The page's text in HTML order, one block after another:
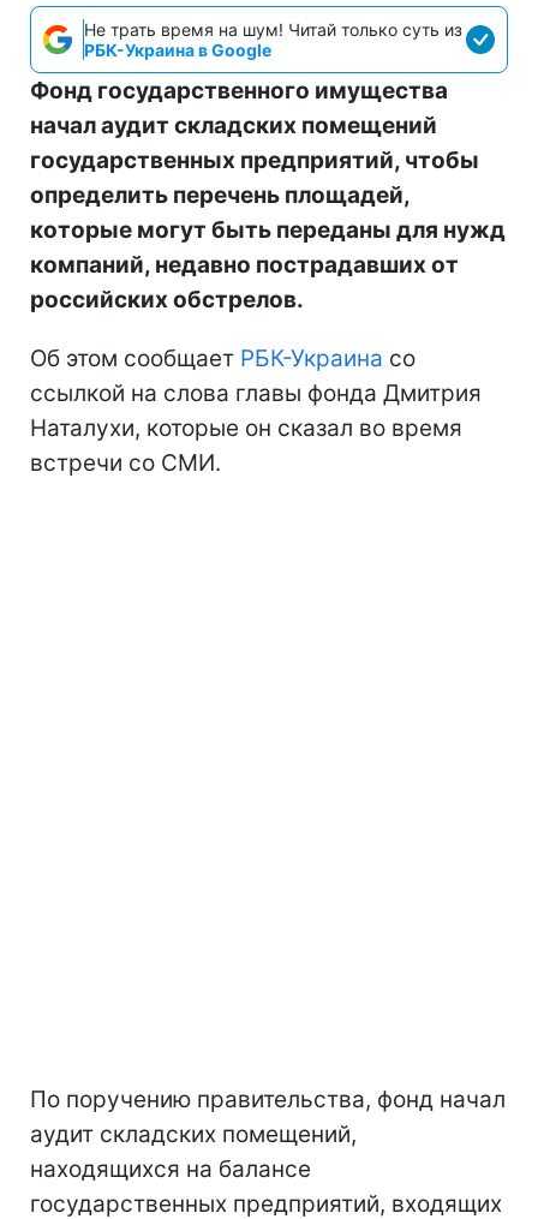
Не трать время на шум! Читай только суть из
РБК-Украина в Google
Фонд государственного имущества
начал аудит складских помещений
государственных предприятий, чтобы
определить перечень площадей,
которые могут быть переданы для нужд
компаний, недавно пострадавших от
российских обстрелов.
Об этом сообщает РБК-Украина со
ссылкой на слова главы фонда Дмитрия
Наталухи, которые он сказал во время
встречи со СМИ.
По поручению правительства, фонд начал
аудит складских помещений,
находящихся на балансе
государственных предприятий, входящих